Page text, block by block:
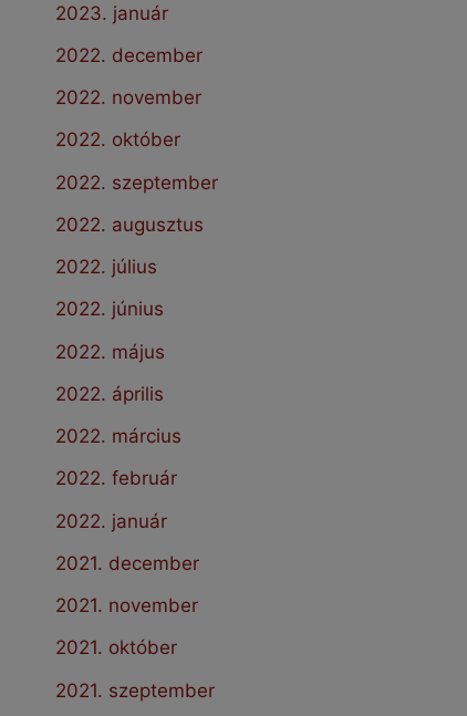
2023. január
2022. december
2022. november
2022. október
2022. szeptember
2022. augusztus
2022. július
2022. június
2022. május
2022. április
2022. március
2022. február
2022. január
2021. december
2021. november
2021. október
2021. szeptember